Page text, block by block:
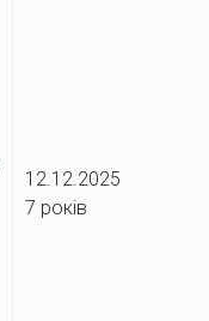
12.12.2025
7 років